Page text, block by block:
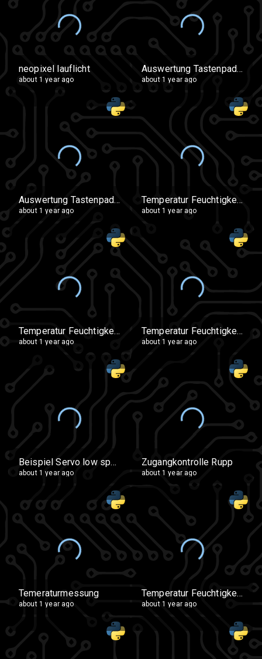
neopixel lauflicht
about 1 year ago
Auswertung Tastenpad 2
about 1 year ago
Auswertung Tastenpad Antrieb Servo
about 1 year ago
Temperatur Feuchtigkeit mit 2 Anzeigen
about 1 year ago
Temperatur Feuchtigkeit mit 2 Anz V2
about 1 year ago
Temperatur Feuchtigkeit Messung
about 1 year ago
Beispiel Servo low speed
about 1 year ago
Zugangkontrolle Rupp
about 1 year ago
Temeraturmessung
about 1 year ago
Temperatur Feuchtigkeit mit 2 Anz V3
about 1 year ago